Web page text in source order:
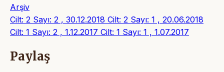
Arşiv
Cilt: 2 Sayı: 2 , 30.12.2018 Cilt: 2 Sayı: 1 , 20.06.2018
Cilt: 1 Sayı: 2 , 1.12.2017 Cilt: 1 Sayı: 1 , 1.07.2017
Paylaş